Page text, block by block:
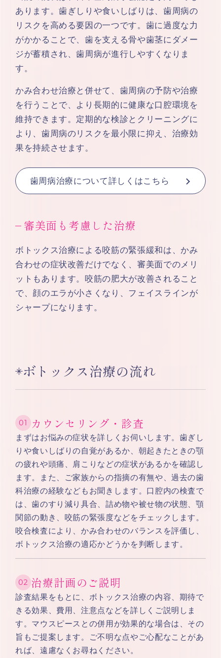
あります。歯ぎしりや食いしばりは、歯周病の
リスクを高める要因の一つです。歯に過度な力
がかかることで、歯を支える骨や歯茎にダメー
ジが蓄積され、歯周病が進行しやすくなりま
す。
かみ合わせ治療と併せて、歯周病の予防や治療
を行うことで、より長期的に健康な口腔環境を
維持できます。定期的な検診とクリーニングに
より、歯周病のリスクを最小限に抑え、治療効
果を持続させます。
歯周病治療について詳しくはこちら
審美面も考慮した治療
ボトックス治療による咬筋の緊張緩和は、かみ
合わせの症状改善だけでなく、審美面でのメリ
ットもあります。咬筋の肥大が改善されること
で、顔のエラが小さくなり、フェイスラインが
シャープになります。
ボトックス治療の流れ
カウンセリング・診査
まずはお悩みの症状を詳しくお伺いします。歯ぎし
りや食いしばりの自覚があるか、朝起きたときの顎
の疲れや頭痛、肩こりなどの症状があるかを確認し
ます。また、ご家族からの指摘の有無や、過去の歯
科治療の経験などもお聞きします。口腔内の検査で
は、歯のすり減り具合、詰め物や被せ物の状態、顎
関節の動き、咬筋の緊張度などをチェックします。
咬合検査により、かみ合わせのバランスを評価し、
ボトックス治療の適応かどうかを判断します。
治療計画のご説明
診査結果をもとに、ボトックス治療の内容、期待で
きる効果、費用、注意点などを詳しくご説明しま
す。マウスピースとの併用が効果的な場合は、その
旨もご提案します。ご不明な点やご心配なことがあ
れば、遠慮なくお尋ねください。